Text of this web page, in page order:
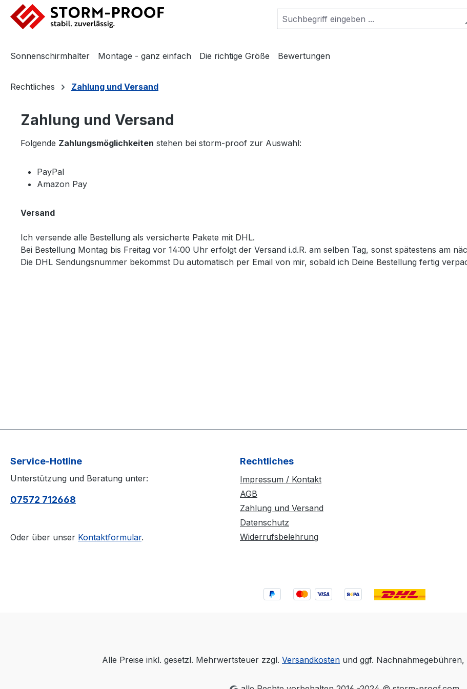
Hauptinhalt springen
Zur Suche springen
Zur Hauptnavigation springen
Sonnenschirmhalter Montage - ganz einfach Die richtige Größe Bewertungen
Rechtliches Zahlung und Versand
Zahlung und Versand
Folgende Zahlungsmöglichkeiten stehen bei storm-proof zur Auswahl:
PayPal
Amazon Pay
Versand
Ich versende alle Bestellung als versicherte Pakete mit DHL.
Bei Bestellung Montag bis Freitag vor 14:00 Uhr erfolgt der Versand i.d.R. am selben Tag, sonst spätestens am
Die DHL Sendungsnummer bekommst Du automatisch per Email von mir, sobald ich Deine Bestellung fertig
Service-Hotline
Unterstützung und Beratung unter:
07572 712668
Oder über unser Kontaktformular.
Rechtliches
Impressum / Kontakt
AGB
Zahlung und Versand
Datenschutz
Widerrufsbelehrung
Alle Preise inkl. gesetzl. Mehrwertsteuer zzgl. Versandkosten und ggf.